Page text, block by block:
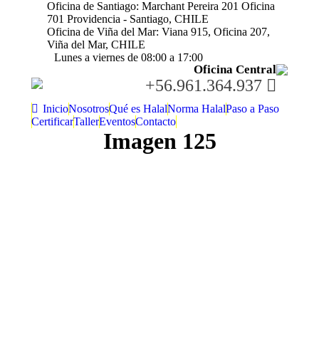
Oficina de Santiago: Marchant Pereira 201 Oficina
701 Providencia - Santiago, CHILE
Oficina de Viña del Mar: Viana 915, Oficina 207,
Viña del Mar, CHILE
Lunes a viernes de 08:00 a 17:00
Oficina Central
+56.961.364.937
InicioNosotrosQué es HalalNorma HalalPaso a Paso
CertificarTallerEventosContacto
Imagen 125